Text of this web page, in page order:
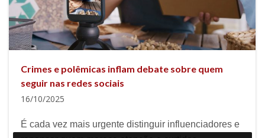
Crimes e polêmicas inflam debate sobre quem
seguir nas redes sociais
16/10/2025
É cada vez mais urgente distinguir influenciadores e